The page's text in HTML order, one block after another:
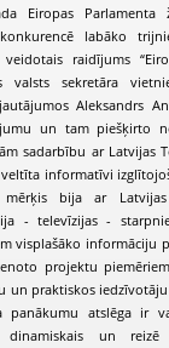
Eiropas Parlamenta
labāko
raidījums
valsts sekretāra
Aleksandrs
un tam piešķirto
sadarbību ar Latvijas
informatīvi
bija ar Latvijas
- televīzijas -
visplašāko informāciju
projektu
un praktiskos
panākumu atslēga ir
dinamiskais un reizē